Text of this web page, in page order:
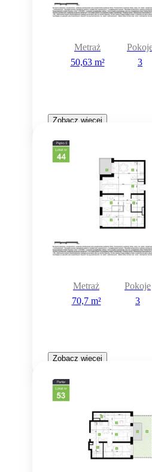
Metraż
50,63 m²
3
Zobacz więcej
Metraż
70,7 m²
Pokoje
3
Zobacz więcej